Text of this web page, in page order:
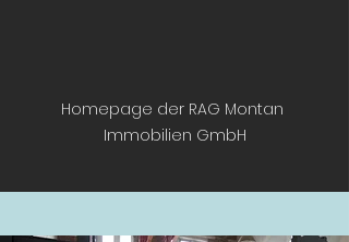
Homepage der RAG Montan
Immobilien GmbH